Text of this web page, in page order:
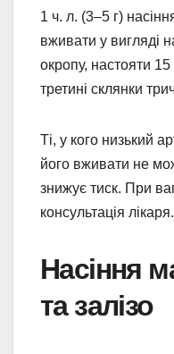
1 ч. л. (3–5 г)
вживати у вигляді
окропу, настояти
третині склянки
Ті, у кого низький
його вживати не
знижує тиск. При
консультація лікаря.
Насіння
та залізо